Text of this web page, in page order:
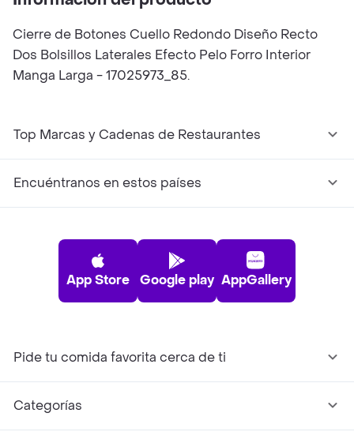
Cierre de Botones Cuello Redondo Diseño Recto
Dos Bolsillos Laterales Efecto Pelo Forro Interior
Manga Larga - 17025973_85.
Top Marcas y Cadenas de Restaurantes
Encuéntranos en estos países
App Store Google play AppGallery
Pide tu comida favorita cerca de ti
Categorías